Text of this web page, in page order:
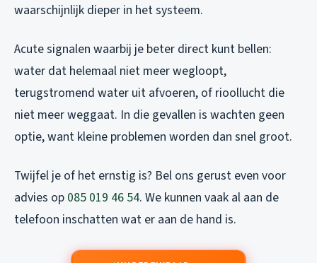
waarschijnlijk dieper in het systeem.
Acute signalen waarbij je beter direct kunt bellen:
water dat helemaal niet meer wegloopt,
terugstromend water uit afvoeren, of rioollucht die
niet meer weggaat. In die gevallen is wachten geen
optie, want kleine problemen worden dan snel groot.
Twijfel je of het ernstig is? Bel ons gerust even voor
advies op 085 019 46 54. We kunnen vaak al aan de
telefoon inschatten wat er aan de hand is.